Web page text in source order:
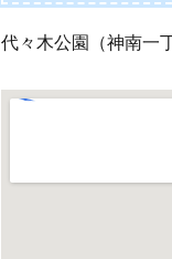
代々木公園（神南一